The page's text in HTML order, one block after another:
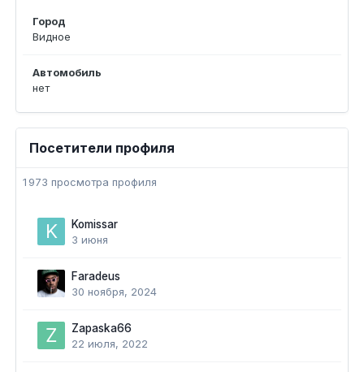
Город
Видное
Автомобиль
нет
Посетители профиля
1 973 просмотра профиля
Komissar
3 июня
Faradeus
30 ноября, 2024
Zapaska66
22 июля, 2022